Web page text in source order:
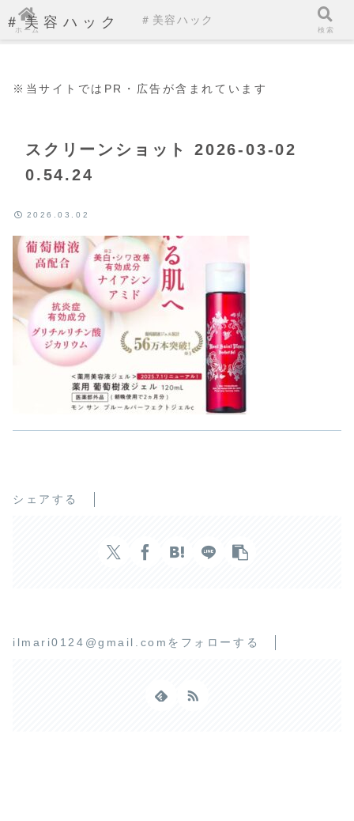
＃美容ハック
※当サイトではPR・広告が含まれています
スクリーンショット 2026-03-02
0.54.24
2026.03.02
シェアする
ilmari0124@gmail.comをフォローする
ホーム
＃美容ハック
検索